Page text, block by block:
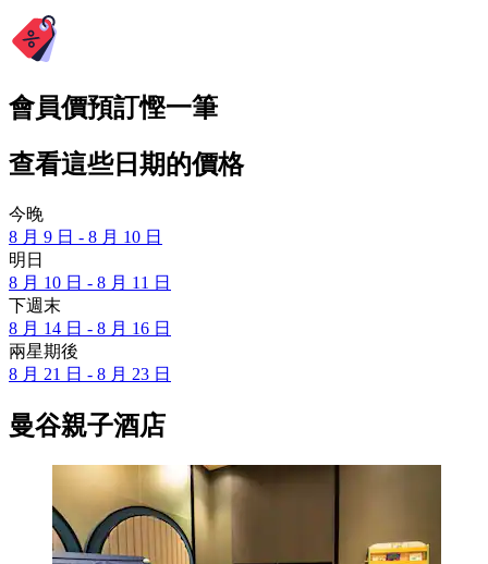
會員價預訂慳一筆
查看這些日期的價格
今晚
8 月 9 日 - 8 月 10 日
明日
8 月 10 日 - 8 月 11 日
下週末
8 月 14 日 - 8 月 16 日
兩星期後
8 月 21 日 - 8 月 23 日
曼谷親子酒店